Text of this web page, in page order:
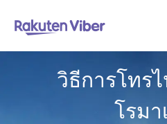
วิธีการโทร
โรมา